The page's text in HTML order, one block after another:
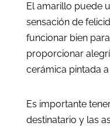
El amarillo puede
sensación de
funcionar bien
proporcionar
cerámica pintada
Es importante
destinatario y las